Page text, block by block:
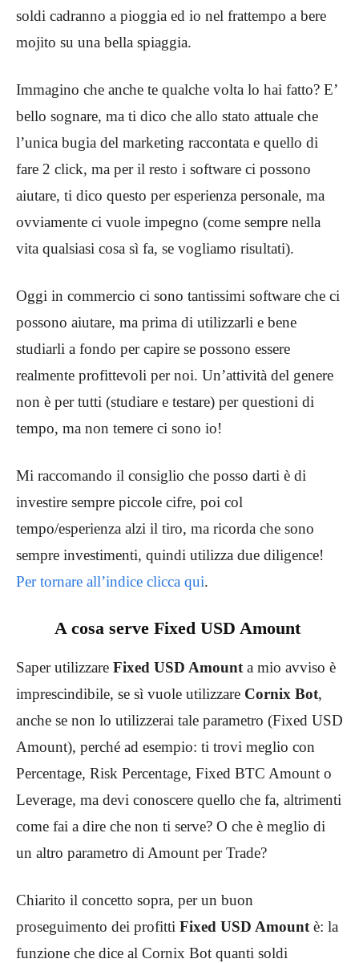
soldi cadranno a pioggia ed io nel frattempo a bere
mojito su una bella spiaggia.
Immagino che anche te qualche volta lo hai fatto? E’
bello sognare, ma ti dico che allo stato attuale che
l’unica bugia del marketing raccontata e quello di
fare 2 click, ma per il resto i software ci possono
aiutare, ti dico questo per esperienza personale, ma
ovviamente ci vuole impegno (come sempre nella
vita qualsiasi cosa sì fa, se vogliamo risultati).
Oggi in commercio ci sono tantissimi software che ci
possono aiutare, ma prima di utilizzarli e bene
studiarli a fondo per capire se possono essere
realmente profittevoli per noi. Un’attività del genere
non è per tutti (studiare e testare) per questioni di
tempo, ma non temere ci sono io!
Mi raccomando il consiglio che posso darti è di
investire sempre piccole cifre, poi col
tempo/esperienza alzi il tiro, ma ricorda che sono
sempre investimenti, quindi utilizza due diligence!
Per tornare all’indice clicca qui.
A cosa serve Fixed USD Amount
Saper utilizzare Fixed USD Amounta mio avviso è
imprescindibile, se sì vuole utilizzare Cornix Bot,
anche se non lo utilizzerai tale parametro (Fixed USD
Amount), perché ad esempio: ti trovi meglio con
Percentage, Risk Percentage, Fixed BTC Amount o
Leverage, ma devi conoscere quello che fa, altrimenti
come fai a dire che non ti serve? O che è meglio di
un altro parametro di Amount per Trade?
Chiarito il concetto sopra, per un buon
proseguimento dei profitti Fixed USD Amountè: la
funzione che dice al Cornix Bot quanti soldi